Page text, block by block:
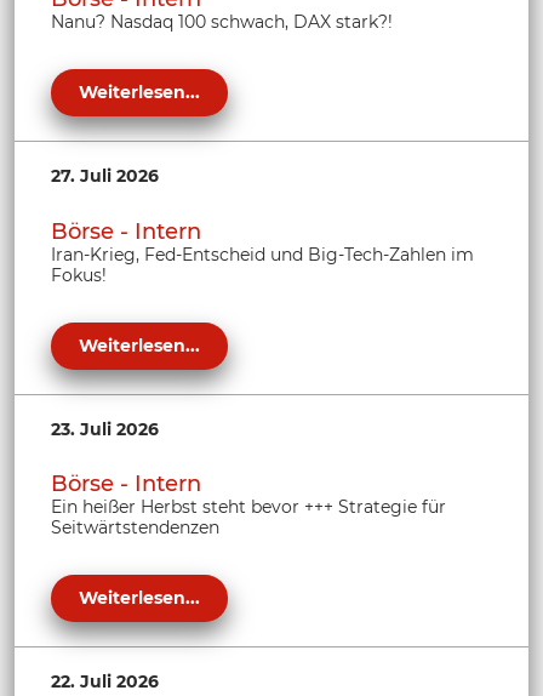
Nanu? Nasdaq 100 schwach, DAX stark?!
Weiterlesen...
27. Juli 2026
Börse - Intern
Iran-Krieg, Fed-Entscheid und Big-Tech-Zahlen im
Fokus!
Weiterlesen...
23. Juli 2026
Börse - Intern
Ein heißer Herbst steht bevor +++ Strategie für
Seitwärtstendenzen
Weiterlesen...
22. Juli 2026